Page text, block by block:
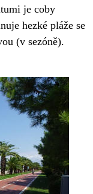
je coby
hezké pláže se
(v sezóně).